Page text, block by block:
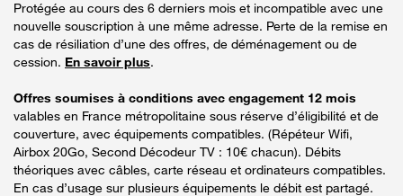
Protégée au cours des 6 derniers mois et incompatible avec une
nouvelle souscription à une même adresse. Perte de la remise en
cas de résiliation d’une des offres, de déménagement ou de
cession. En savoir plus.
Offres soumises à conditions avec engagement 12 mois
valables en France métropolitaine sous réserve d’éligibilité et de
couverture, avec équipements compatibles. (Répéteur Wifi,
Airbox 20Go, Second Décodeur TV : 10€ chacun). Débits
théoriques avec câbles, carte réseau et ordinateurs compatibles.
En cas d’usage sur plusieurs équipements le débit est partagé.